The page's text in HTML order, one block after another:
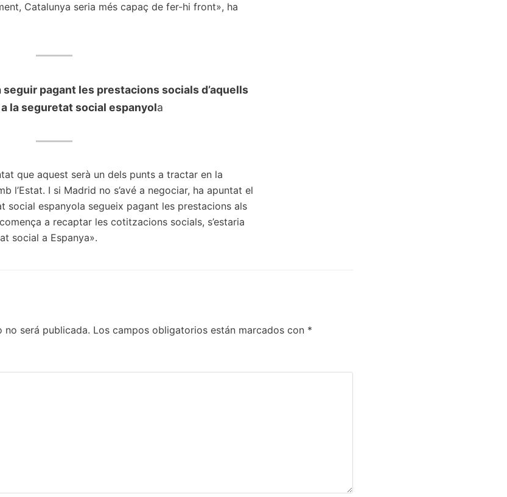
Catalunya seria més capaç de fer-hi front», ha
seguir pagant les prestacions socials d’aquells
la seguretat social espanyola
que aquest serà un dels punts a tractar en la
l’Estat. I si Madrid no s’avé a negociar, ha apuntat el
social espanyola segueix pagant les prestacions als
a recaptar les cotitzacions socials, s’estaria
social a Espanya».
será publicada. Los campos obligatorios están marcados con *